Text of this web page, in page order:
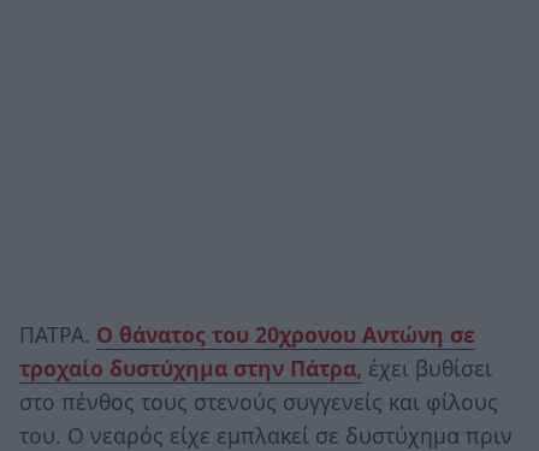
ΠΑΤΡΑ. Ο θάνατος του 20χρονου Αντώνη σε
τροχαίο δυστύχημα στην Πάτρα, έχει βυθίσει
στο πένθος τους στενούς συγγενείς και φίλους
του. Ο νεαρός είχε εμπλακεί σε δυστύχημα πριν